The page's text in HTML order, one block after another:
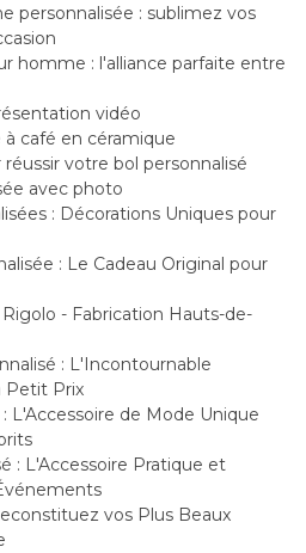
personnalisée : sublimez vos
homme : l'alliance parfaite entre
vidéo
café en céramique
votre bol personnalisé
avec photo
: Décorations Uniques pour
: Le Cadeau Original pour
- Fabrication Hauts-de-
: L'Incontournable
Petit Prix
L'Accessoire de Mode Unique
: L'Accessoire Pratique et
vos Plus Beaux